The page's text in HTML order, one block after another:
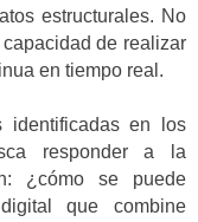
estructurales. No
de realizar
en tiempo real.
identificadas en los
responder a la
¿cómo se puede
que combine